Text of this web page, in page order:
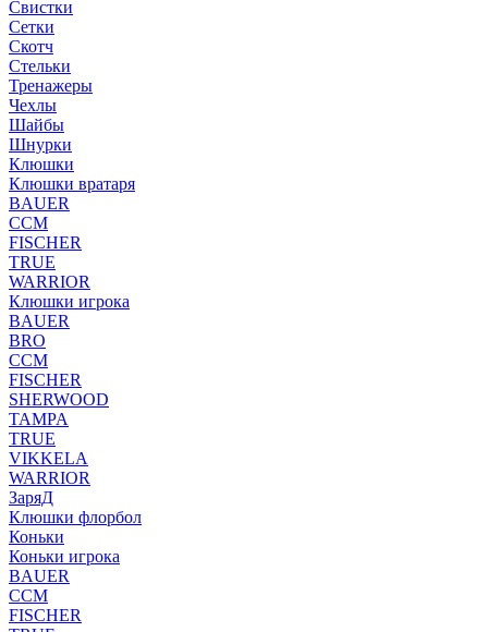
Свистки
Сетки
Скотч
Стельки
Тренажеры
Чехлы
Шайбы
Шнурки
Клюшки
Клюшки вратаря
BAUER
CCM
FISCHER
TRUE
WARRIOR
Клюшки игрока
BAUER
BRO
CCM
FISCHER
SHERWOOD
TAMPA
TRUE
VIKKELA
WARRIOR
ЗаряД
Клюшки флорбол
Коньки
Коньки игрока
BAUER
CCM
FISCHER